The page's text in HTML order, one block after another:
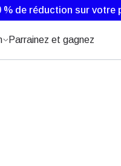
% de réduction sur
Parrainez et gagnez